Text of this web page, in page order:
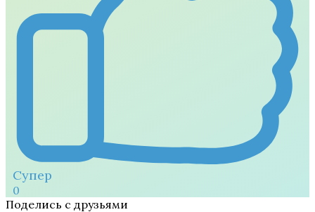
Супер
0
Поделись с друзьями